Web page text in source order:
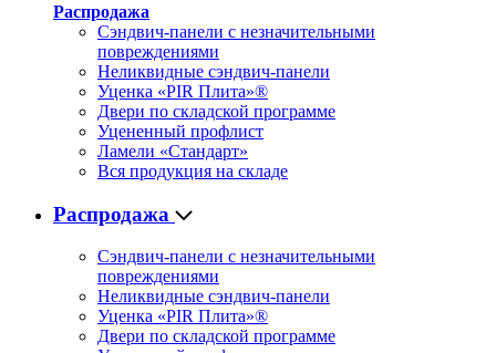
Распродажа
Сэндвич-панели с незначительными
повреждениями
Неликвидные сэндвич-панели
Уценка «PIR Плита»®
Двери по складской программе
Уцененный профлист
Ламели «Стандарт»
Вся продукция на складе
Распродажа
Сэндвич-панели с незначительными
повреждениями
Неликвидные сэндвич-панели
Уценка «PIR Плита»®
Двери по складской программе